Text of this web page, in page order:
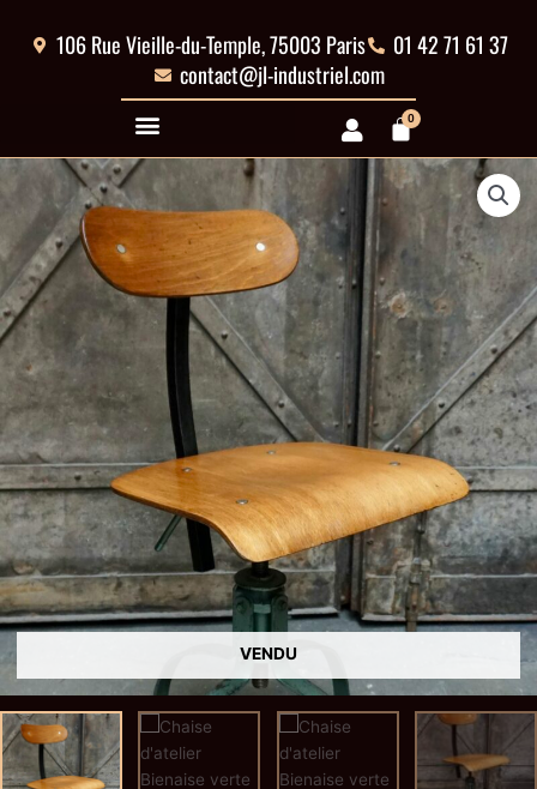
106 Rue Vieille-du-Temple, 75003 Paris
01 42 71 61 37
contact@jl-industriel.com
0
Panier